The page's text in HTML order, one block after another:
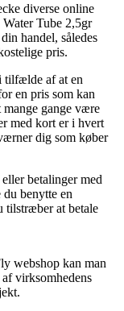
diverse online
Tube 2,5gr
handel, således
pris.
tilfælde af at en
en pris som kan
gange være
med kort er i hvert
dig som køber
betalinger med
benytte en
tilstræber at betale
webshop kan man
virksomhedens